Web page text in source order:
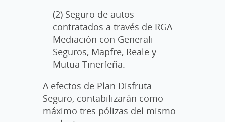
(2) Seguro de autos
contratados a través de RGA
Mediación con Generali
Seguros, Mapfre, Reale y
Mutua Tinerfeña.
A efectos de Plan Disfruta
Seguro, contabilizarán como
máximo tres pólizas del mismo